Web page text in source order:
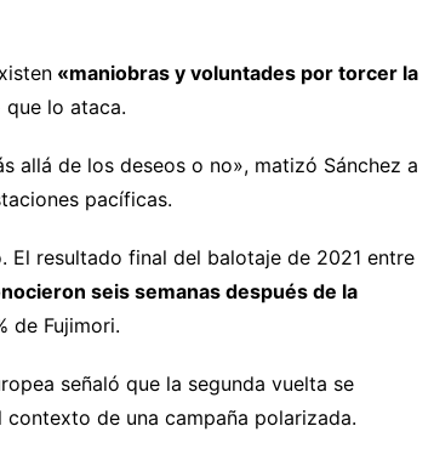
«maniobras y voluntades por torcer la
que lo ataca.
allá de los deseos o no», matizó Sánchez a
pacíficas.
El resultado final del balotaje de 2021 entre
seis semanas después de la
de Fujimori.
señaló que la segunda vuelta se
contexto de una campaña polarizada.